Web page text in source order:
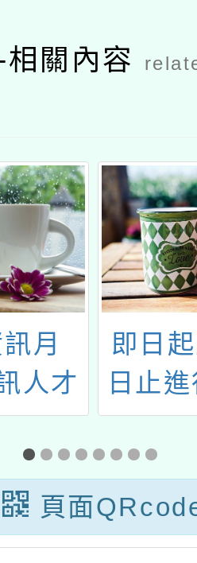
關內容
月
人才
動簡
即日
日止
代的
論
頁面